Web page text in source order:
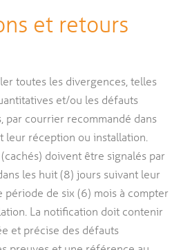
et retours
toutes les divergences, telles
et/ou les défauts
par courrier recommandé dans
leur réception ou installation.
doivent être signalés par
les huit (8) jours suivant leur
période de six (6) mois à compter
La notification doit contenir
et précise des défauts